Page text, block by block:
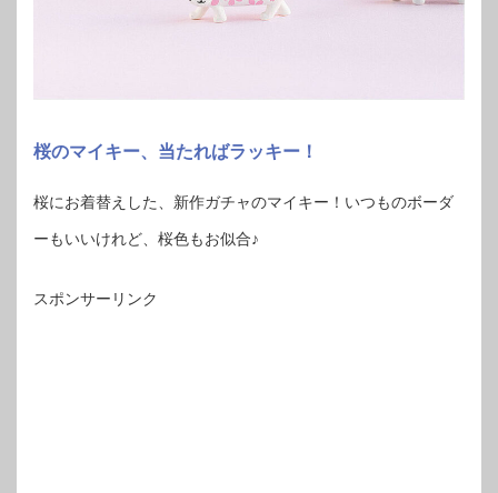
桜のマイキー、当たればラッキー！
桜にお着替えした、新作ガチャのマイキー！いつものボーダ
ーもいいけれど、桜色もお似合♪
スポンサーリンク